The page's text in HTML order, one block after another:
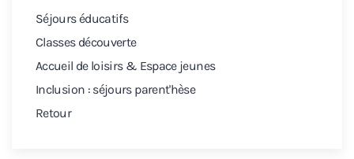
Séjours éducatifs
Classes découverte
Accueil de loisirs & Espace jeunes
Inclusion : séjours parent'hèse
Retour